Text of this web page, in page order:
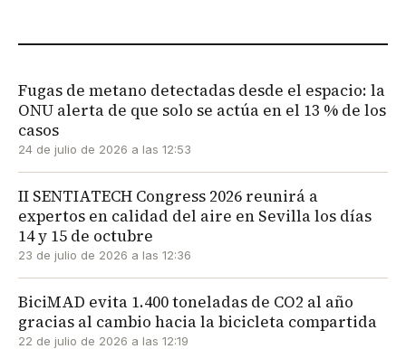
Fugas de metano detectadas desde el espacio: la
ONU alerta de que solo se actúa en el 13 % de los
casos
24 de julio de 2026 a las 12:53
II SENTIATECH Congress 2026 reunirá a
expertos en calidad del aire en Sevilla los días
14 y 15 de octubre
23 de julio de 2026 a las 12:36
BiciMAD evita 1.400 toneladas de CO2 al año
gracias al cambio hacia la bicicleta compartida
22 de julio de 2026 a las 12:19